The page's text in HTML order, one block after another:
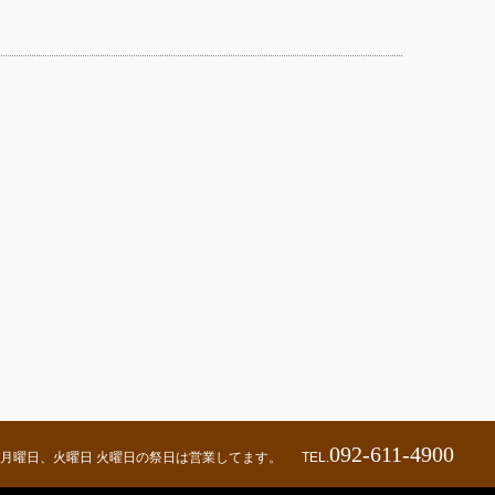
日、火曜日 火曜日の祭日は営業してます。 TEL.092-611-4900